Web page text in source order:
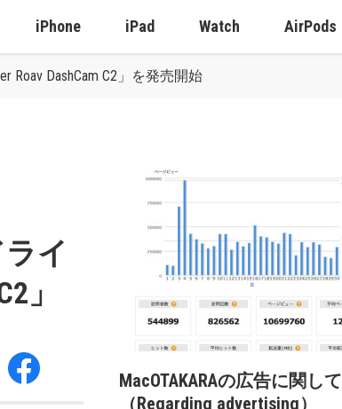
iPhone iPad Watch AirPods
DashCam C2」を発売開始
イ
」
MacOTAKARAの広告に関して
（Regarding advertising）